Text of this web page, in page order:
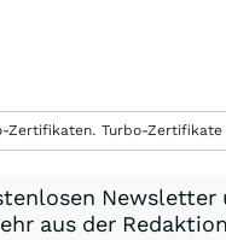
Turbo-
Newsletter
aus der Redaktion